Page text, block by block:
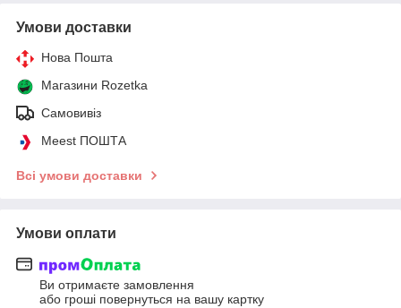
Умови доставки
Нова Пошта
Магазини Rozetka
Самовивіз
Meest ПОШТА
Всі умови доставки
Умови оплати
Ви отримаєте замовлення
або гроші повернуться на вашу картку